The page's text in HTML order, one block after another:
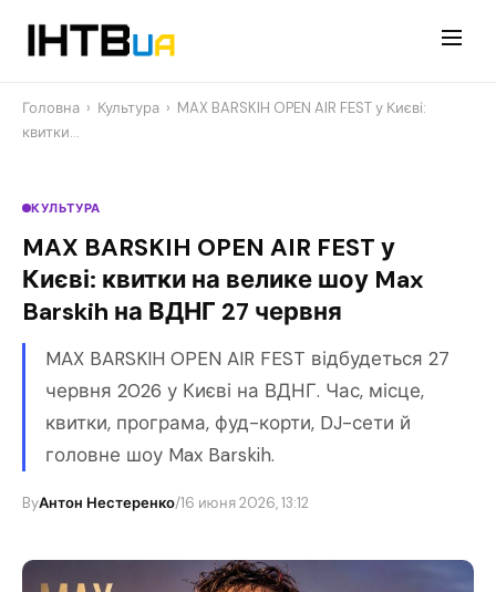
Головна › Культура › MAX BARSKIH OPEN AIR FEST у Києві:
квитки…
КУЛЬТУРА
MAX BARSKIH OPEN AIR FEST у
Києві: квитки на велике шоу Max
Barskih на ВДНГ 27 червня
MAX BARSKIH OPEN AIR FEST відбудеться 27
червня 2026 у Києві на ВДНГ. Час, місце,
квитки, програма, фуд-корти, DJ-сети й
головне шоу Max Barskih.
ByАнтон Нестеренко/16 июня 2026, 13:12